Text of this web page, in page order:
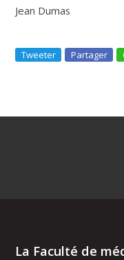
Jean Dumas
Tweeter Partager
La Faculté de